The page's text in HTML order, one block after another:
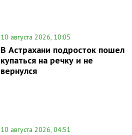
10 августа 2026, 10:05
В Астрахани подросток пошел
купаться на речку и не
вернулся
10 августа 2026, 04:51